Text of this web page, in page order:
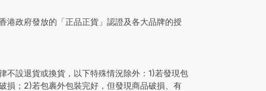
港政府發放的「正品正貨」認證及各大品牌的授
不設退貨或換貨，以下特殊情況除外：1)若發現包
損；2)若包裹外包裝完好，但發現商品破損、有